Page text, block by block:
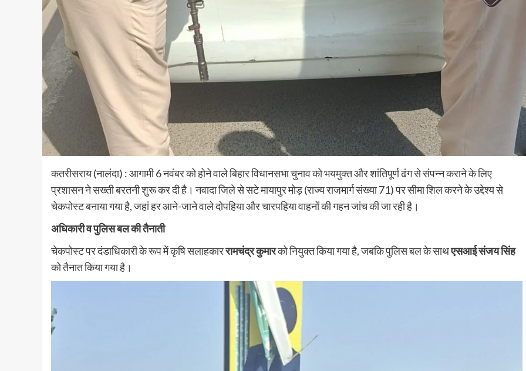
कतरीसराय (नालंदा) : आगामी 6 नवंबर को होने वाले बिहार विधानसभा चुनाव को भयमुक्त और शांतिपूर्ण ढंग से संपन्न कराने के लिए
प्रशासन ने सख्ती बरतनी शुरू कर दी है। नवादा जिले से सटे मायापुर मोड़ (राज्य राजमार्ग संख्या 71) पर सीमा शिल करने के उद्देश्य से
चेकपोस्ट बनाया गया है, जहां हर आने-जाने वाले दोपहिया और चारपहिया वाहनों की गहन जांच की जा रही है।
अधिकारी व पुलिस बल की तैनाती
चेकपोस्ट पर दंडाधिकारी के रूप में कृषि सलाहकाररामचंद्र कुमारको नियुक्त किया गया है, जबकि पुलिस बल के साथएसआई संजय सिंह
को तैनात किया गया है।
12,123 हेक्टेयर लक्ष्य के विरुद्ध 11,516 हेक्टेयर में हुई रोपनी, कृषि